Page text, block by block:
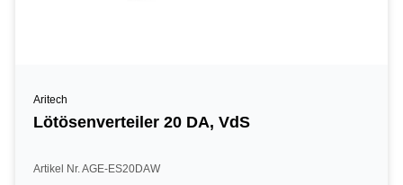
Aritech
Lötösenverteiler 20 DA, VdS
Artikel Nr. AGE-ES20DAW